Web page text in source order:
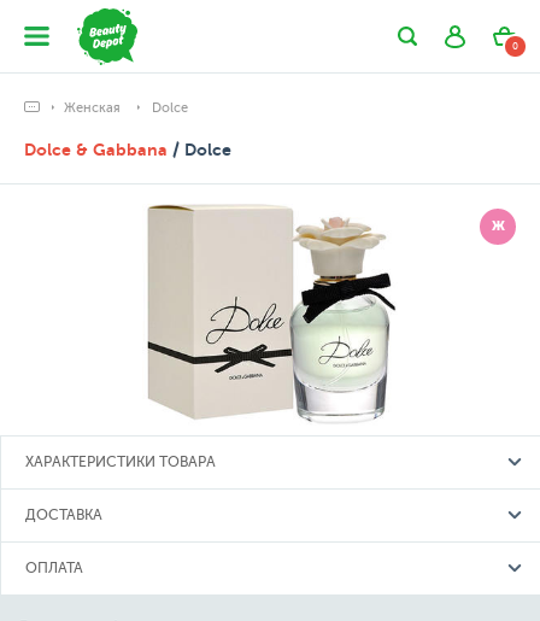
0
Женская Dolce
Dolce & Gabbana / Dolce
Ж
ХАРАКТЕРИСТИКИ ТОВАРА
ДОСТАВКА
ОПЛАТА